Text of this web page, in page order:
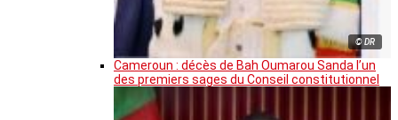
© DR
Cameroun : décès de Bah Oumarou Sanda l’un
des premiers sages du Conseil constitutionnel